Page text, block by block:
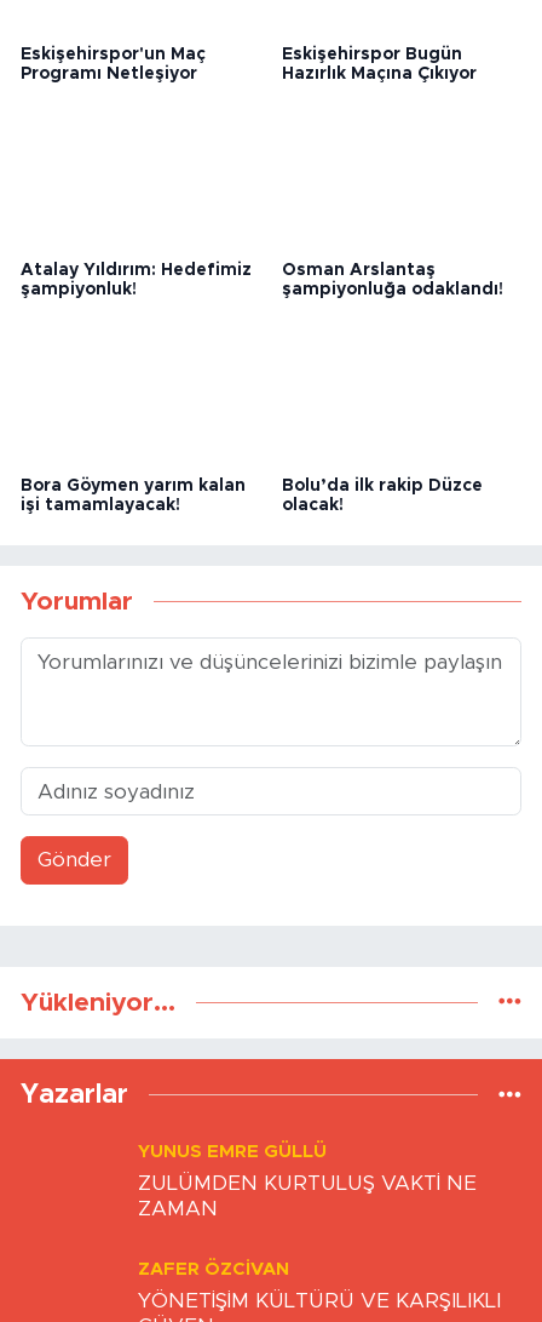
Eskişehirspor'un Maç
Programı Netleşiyor
Eskişehirspor Bugün
Hazırlık Maçına Çıkıyor
Atalay Yıldırım: Hedefimiz
şampiyonluk!
Osman Arslantaş
şampiyonluğa odaklandı!
Bora Göymen yarım kalan
işi tamamlayacak!
Bolu’da ilk rakip Düzce
olacak!
Yorumlar
Gönder
Yükleniyor...
Yazarlar
YUNUS EMRE GÜLLÜ
ZULÜMDEN KURTULUŞ VAKTİ NE
ZAMAN
ZAFER ÖZCIVAN
YÖNETİŞİM KÜLTÜRÜ VE KARŞILIKLI